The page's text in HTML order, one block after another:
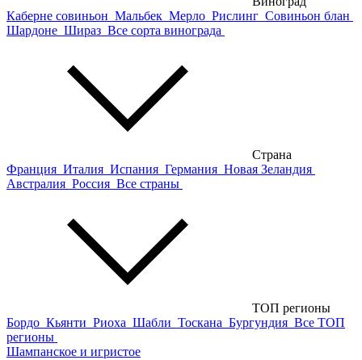
Каберне совиньон Мальбек Мерло Рислинг Совиньон блан
Шардоне Шираз Все сорта винограда
Страна
Франция Италия Испания Германия Новая Зеландия
Австралия Россия Все страны
ТОП регионы
Бордо Кьянти Риоха Шабли Тоскана Бургундия Все ТОП
регионы
Шампанское и игристое